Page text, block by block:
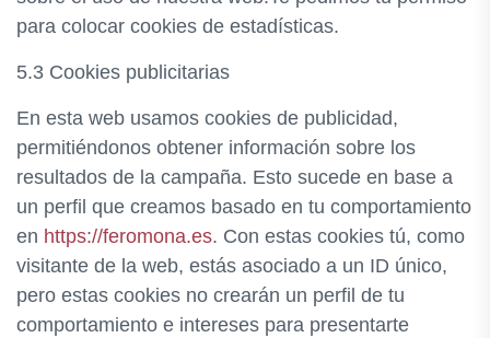
para colocar cookies de estadísticas.
5.3 Cookies publicitarias
En esta web usamos cookies de publicidad,
permitiéndonos obtener información sobre los
resultados de la campaña. Esto sucede en base a
un perfil que creamos basado en tu comportamiento
en https://feromona.es. Con estas cookies tú, como
visitante de la web, estás asociado a un ID único,
pero estas cookies no crearán un perfil de tu
comportamiento e intereses para presentarte